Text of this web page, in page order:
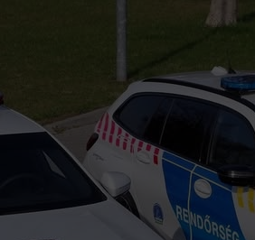
Ingatlanpiaci szakértők szerint akár 5
Karinthy